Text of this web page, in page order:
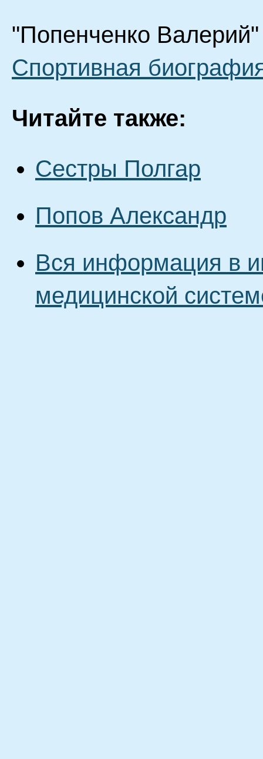
"Попенченко Валерий"
Спортивная
Читайте также:
Сестры Полгар
Попов Александр
Вся информация в
медицинской